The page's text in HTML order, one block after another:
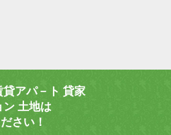
アパ－ト 貸家
ン 土地は
さい！